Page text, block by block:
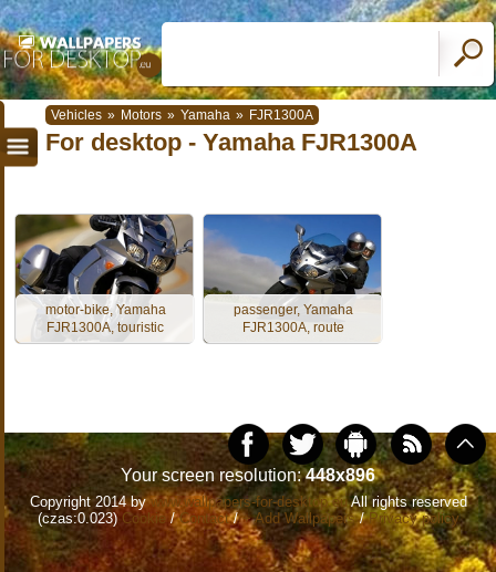
Vehicles » Motors » Yamaha » FJR1300A
For desktop - Yamaha FJR1300A
motor-bike, Yamaha
FJR1300A, touristic
passenger, Yamaha
FJR1300A, route
Your screen resolution:448x896
Copyright 2014 bywww.wallpapers-for-desktop.euAll rights reserved
(czas:0.023)Cookie/Contact/+ Add Wallpapers/Privacy policy